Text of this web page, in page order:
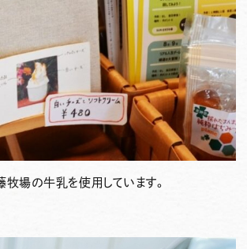
場の牛乳を使用しています。